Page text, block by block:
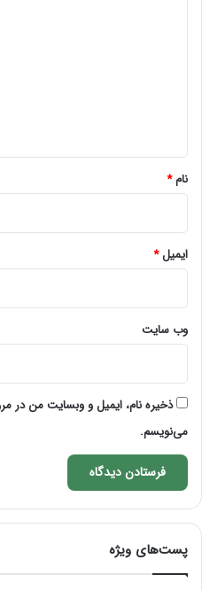
نام*
ایمیل*
وب‌ سایت
ذخیره نام، ایمیل و وبسایت من در
می‌نویسم.
پست‌های ویژه